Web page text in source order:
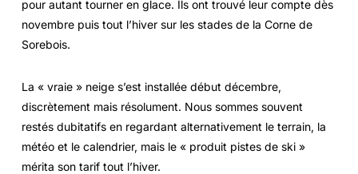
pour autant tourner en glace. Ils ont trouvé leur compte dès
novembre puis tout l’hiver sur les stades de la Corne de
Sorebois.
La « vraie » neige s’est installée début décembre,
discrètement mais résolument. Nous sommes souvent
restés dubitatifs en regardant alternativement le terrain, la
météo et le calendrier, mais le « produit pistes de ski »
mérita son tarif tout l’hiver.